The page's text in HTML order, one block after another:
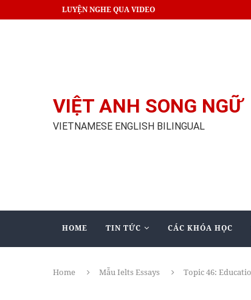
LUYỆN NGHE QUA VIDEO
VIỆT ANH SONG NGỮ
VIETNAMESE ENGLISH BILINGUAL
HOME TIN TỨC CÁC KHÓA HỌC
Home Mẫu Ielts Essays Topic 46: